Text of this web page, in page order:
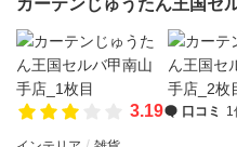
カーテンじゅうたん王国セ
3.19 口コミ 1